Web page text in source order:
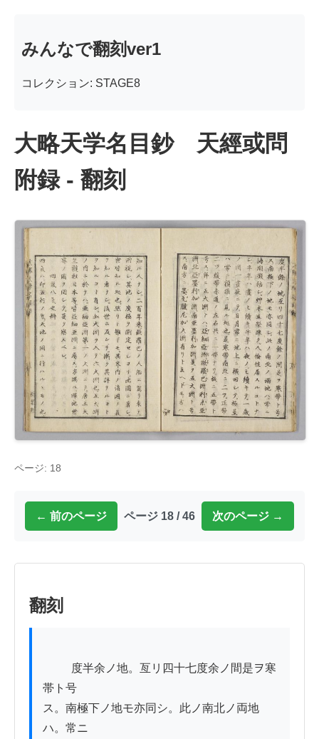
みんなで翻刻ver1
コレクション: STAGE8
大略天学名目鈔 天經或問
附録 - 翻刻
ページ: 18
← 前のページ ページ 18 / 46 次のページ →
翻刻
帯ト号
ス。南極下ノ地モ亦同シ。此ノ南北ノ両地
ハ。常ニ